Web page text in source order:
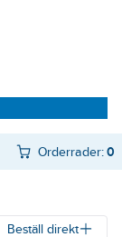
Orderrader:0
Beställ direkt